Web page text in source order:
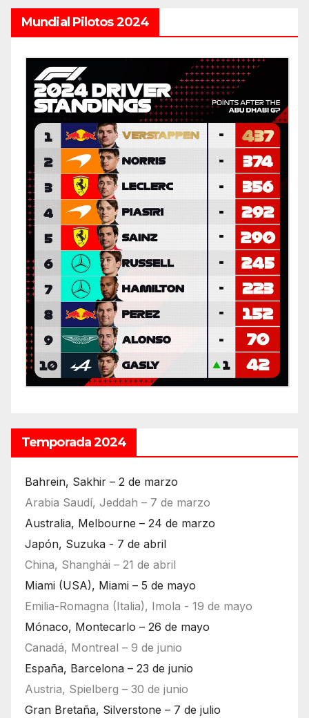
Mundial Pilotos 2024
Temporada 2024
Bahrein, Sakhir – 2 de marzo
Arabia Saudí, Jeddah – 7 de marzo
Australia, Melbourne – 24 de marzo
Japón, Suzuka - 7 de abril
China, Shanghái – 21 de abril
Miami (USA), Miami – 5 de mayo
Emilia-Romagna (Italia), Imola - 19 de mayo
Mónaco, Montecarlo – 26 de mayo
Canadá, Montreal – 9 de junio
España, Barcelona – 23 de junio
Austria, Spielberg – 30 de junio
Gran Bretaña, Silverstone – 7 de julio